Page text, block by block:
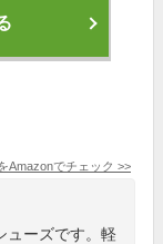
Amazonでチェック >>
ューズです。軽